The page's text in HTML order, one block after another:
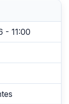
- 11:00